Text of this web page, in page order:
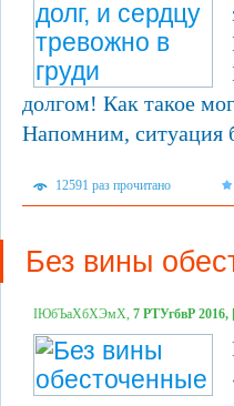
долгом! Как такое
Напомним, ситуация
12591 раз прочитано
Без вины
ІЮбЪаХбХЭмХ, 7 РТУгбвР 2016,